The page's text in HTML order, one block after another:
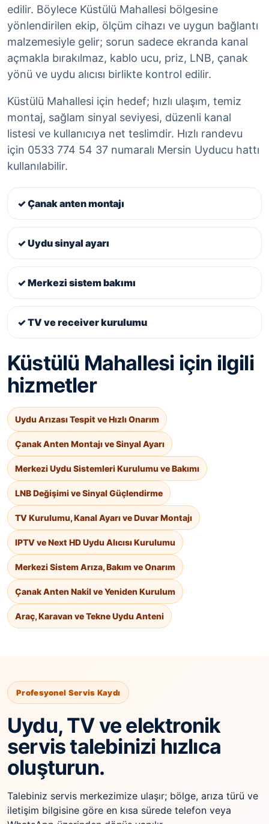
edilir. Böylece Küstülü Mahallesi bölgesine
yönlendirilen ekip, ölçüm cihazı ve uygun bağlantı
malzemesiyle gelir; sorun sadece ekranda kanal
açmakla bırakılmaz, kablo ucu, priz, LNB, çanak
yönü ve uydu alıcısı birlikte kontrol edilir.
Küstülü Mahallesi için hedef; hızlı ulaşım, temiz
montaj, sağlam sinyal seviyesi, düzenli kanal
listesi ve kullanıcıya net teslimdir. Hızlı randevu
için 0533 774 54 37 numaralı Mersin Uyducu hattı
kullanılabilir.
✓ Çanak anten montajı
✓ Uydu sinyal ayarı
✓ Merkezi sistem bakımı
✓ TV ve receiver kurulumu
Küstülü Mahallesi için ilgili
hizmetler
Uydu Arızası Tespit ve Hızlı Onarım
Çanak Anten Montajı ve Sinyal Ayarı
Merkezi Uydu Sistemleri Kurulumu ve Bakımı
LNB Değişimi ve Sinyal Güçlendirme
TV Kurulumu, Kanal Ayarı ve Duvar Montajı
IPTV ve Next HD Uydu Alıcısı Kurulumu
Merkezi Sistem Arıza, Bakım ve Onarım
Çanak Anten Nakil ve Yeniden Kurulum
Araç, Karavan ve Tekne Uydu Anteni
Profesyonel Servis Kaydı
Uydu, TV ve elektronik
servis talebinizi hızlıca
oluşturun.
Talebiniz servis merkezimize ulaşır; bölge, arıza türü ve
iletişim bilgisine göre en kısa sürede telefon veya